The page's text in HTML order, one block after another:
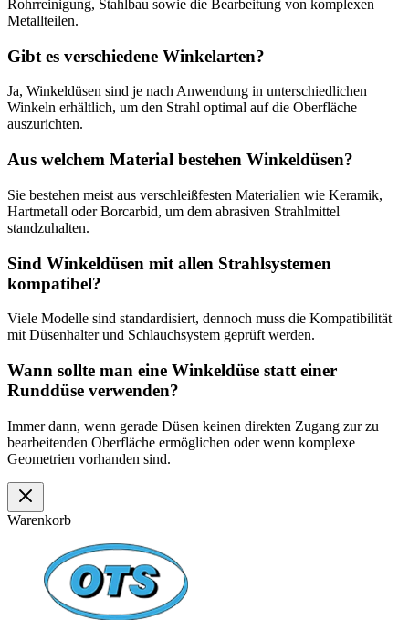
Rohrreinigung, Stahlbau sowie die Bearbeitung von komplexen
Metallteilen.
Gibt es verschiedene Winkelarten?
Ja, Winkeldüsen sind je nach Anwendung in unterschiedlichen
Winkeln erhältlich, um den Strahl optimal auf die Oberfläche
auszurichten.
Aus welchem Material bestehen Winkeldüsen?
Sie bestehen meist aus verschleißfesten Materialien wie Keramik,
Hartmetall oder Borcarbid, um dem abrasiven Strahlmittel
standzuhalten.
Sind Winkeldüsen mit allen Strahlsystemen
kompatibel?
Viele Modelle sind standardisiert, dennoch muss die Kompatibilität
mit Düsenhalter und Schlauchsystem geprüft werden.
Wann sollte man eine Winkeldüse statt einer
Runddüse verwenden?
Immer dann, wenn gerade Düsen keinen direkten Zugang zur zu
bearbeitenden Oberfläche ermöglichen oder wenn komplexe
Geometrien vorhanden sind.
Warenkorb